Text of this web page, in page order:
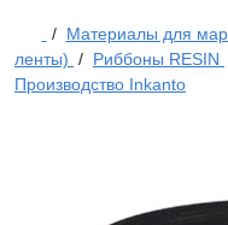
/ Материалы для
ленты) / Риббоны RESIN
Производство Inkanto